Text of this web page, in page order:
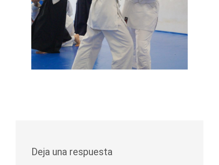
Deja una respuesta